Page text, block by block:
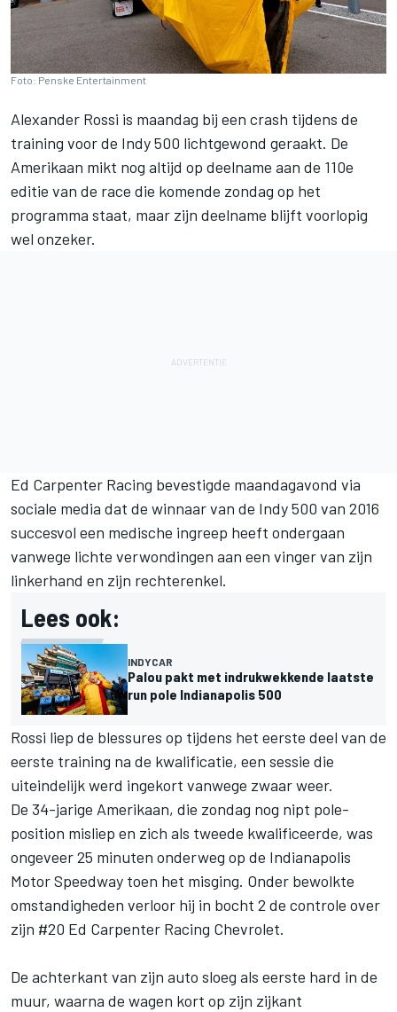
Foto: Penske Entertainment
Alexander Rossi is maandag bij een crash tijdens de
training voor de Indy 500 lichtgewond geraakt. De
Amerikaan mikt nog altijd op deelname aan de 110e
editie van de race die komende zondag op het
programma staat, maar zijn deelname blijft voorlopig
wel onzeker.
Ed Carpenter Racing bevestigde maandagavond via
sociale media dat de winnaar van de Indy 500 van 2016
succesvol een medische ingreep heeft ondergaan
vanwege lichte verwondingen aan een vinger van zijn
linkerhand en zijn rechterenkel.
Lees ook:
INDYCAR
Palou pakt met indrukwekkende laatste
run pole Indianapolis 500
Rossi liep de blessures op tijdens het eerste deel van de
eerste training na de kwalificatie, een sessie die
uiteindelijk werd ingekort vanwege zwaar weer.
De 34-jarige Amerikaan, die zondag nog nipt pole-
position misliep en zich als tweede kwalificeerde, was
ongeveer 25 minuten onderweg op de Indianapolis
Motor Speedway toen het misging. Onder bewolkte
omstandigheden verloor hij in bocht 2 de controle over
zijn #20 Ed Carpenter Racing Chevrolet.
De achterkant van zijn auto sloeg als eerste hard in de
muur, waarna de wagen kort op zijn zijkant